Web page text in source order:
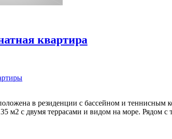
квартира
в резиденции с бассейном и
м2 с двумя террасами и видом на море. Рядом